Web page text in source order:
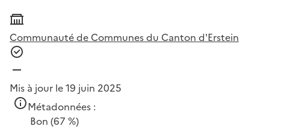
Communauté de Communes du Canton d'Erstein
Mis à jour le 19 juin 2025
Métadonnées :
Bon (67 %)